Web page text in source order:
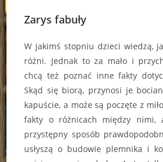
Zarys fabuły
W jakimś stopniu dzieci wiedzą,
różni. Jednak to za mało i
chcą też poznać inne fakty
Skąd się biorą, przynosi je
kapuście, a może są poczęte z
fakty o różnicach między nimi,
przystępny sposób
usłyszą o budowie plemnika i